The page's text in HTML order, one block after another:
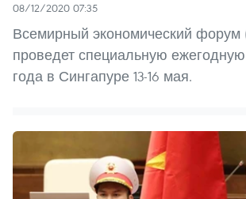
08/12/2020 07:35
Всемирный экономический
проведет специальную ежегодную
года в Сингапуре 13-16 мая.